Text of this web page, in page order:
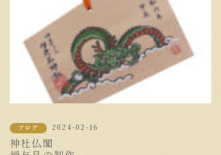
ブログ 2024-02-16
神社仏閣